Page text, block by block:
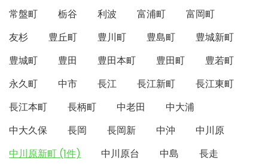
常盤町
栃谷 利波 富浦町
富岡町
友杉
豊丘町 豊川町 豊島町
豊城新町
豊城町
豊田 豊田本町 豊田町
豊若町
永久町
中市 長江 長江新町
長江東町
長江本町
長柄町 中老田
中大浦
中大久保
長岡 長岡新 中沖
中川原
中川原新町 (1件)
中川原台 中島
長走